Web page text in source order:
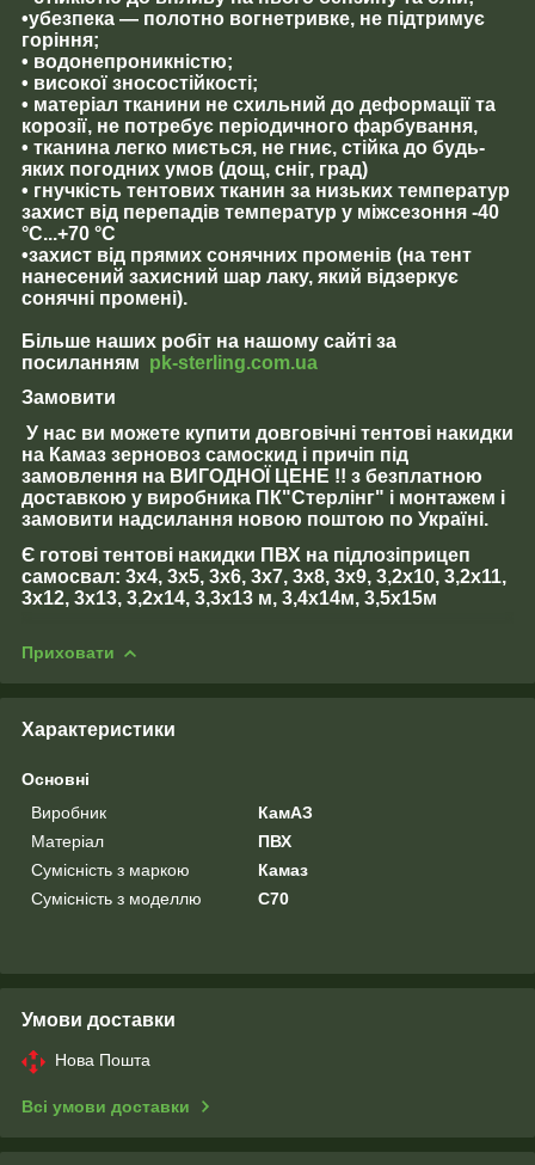
•убезпека — полотно вогнетривке, не підтримує
горіння;
• водонепроникністю;
• високої зносостійкості;
• матеріал тканини не схильний до деформації та
корозії, не потребує періодичного фарбування,
• тканина легко миється, не гниє, стійка до будь-
яких погодних умов (дощ, сніг, град)
• гнучкість тентових тканин за низьких температур
захист від перепадів температур у міжсезоння -40
°C...+70 °C
•захист від прямих сонячних променів (на тент
нанесений захисний шар лаку, який відзеркує
сонячні промені).
Більше наших робіт на нашому сайті за
посиланням pk-sterling.com.ua
Замовити
У нас ви можете купити довговічні тентові накидки
на Камаз зерновоз самоскид і причіп під
замовлення на ВИГОДНОЇ
ЦЕНЕ !! з безплатною
доставкою у виробника ПК"Стерлінг" і монтажем і
замовити надсилання новою поштою по Україні.
Є готові тентові накидки ПВХ на підлозіприцеп
самосвал: 3х4, 3х5, 3х6, 3х7, 3х8, 3х9, 3,2х10, 3,2х11,
3х12, 3х13, 3,2х14, 3,3х13 м, 3,4х14м, 3,5х15м
Приховати
Характеристики
Основні
Виробник
КамАЗ
Матеріал
ПВХ
Сумісність з маркою
Камаз
Сумісність з моделлю
C70
Умови доставки
Нова Пошта
Всі умови доставки